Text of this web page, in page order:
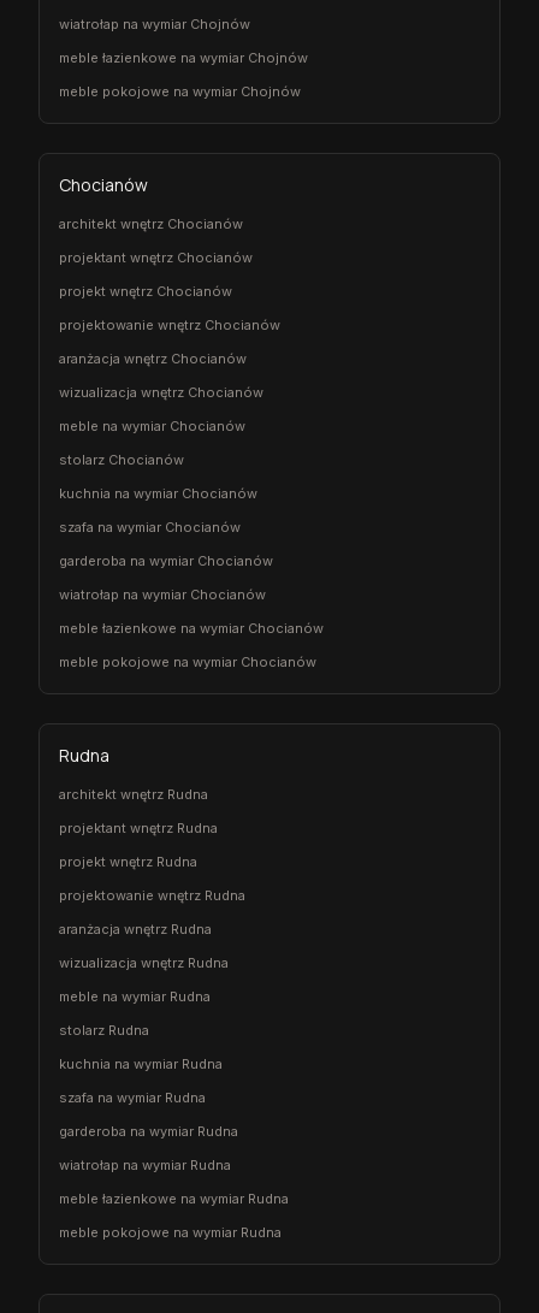
wiatrołap na wymiar Chojnów
meble łazienkowe na wymiar Chojnów
meble pokojowe na wymiar Chojnów
Chocianów
architekt wnętrz Chocianów
projektant wnętrz Chocianów
projekt wnętrz Chocianów
projektowanie wnętrz Chocianów
aranżacja wnętrz Chocianów
wizualizacja wnętrz Chocianów
meble na wymiar Chocianów
stolarz Chocianów
kuchnia na wymiar Chocianów
szafa na wymiar Chocianów
garderoba na wymiar Chocianów
wiatrołap na wymiar Chocianów
meble łazienkowe na wymiar Chocianów
meble pokojowe na wymiar Chocianów
Rudna
architekt wnętrz Rudna
projektant wnętrz Rudna
projekt wnętrz Rudna
projektowanie wnętrz Rudna
aranżacja wnętrz Rudna
wizualizacja wnętrz Rudna
meble na wymiar Rudna
stolarz Rudna
kuchnia na wymiar Rudna
szafa na wymiar Rudna
garderoba na wymiar Rudna
wiatrołap na wymiar Rudna
meble łazienkowe na wymiar Rudna
meble pokojowe na wymiar Rudna